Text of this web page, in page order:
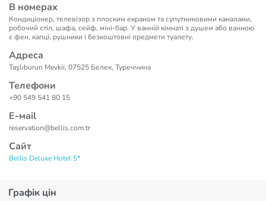
В номерах
Кондиціонер, телевізор з плоским екраном та супутниковими каналами,
робочий стіл, шафа, сейф, міні-бар. У ванній кімнаті з душем або ванною
є фен, капці, рушники і безкоштовні предмети туалету.
Адреса
Taşlıburun Mevkii, 07525 Белек, Туреччина
Телефони
+90 549 541 80 15
Е-маil
reservation@bellis.com.tr
Сайт
Bellis Deluxe Hotel 5*
Графік цін